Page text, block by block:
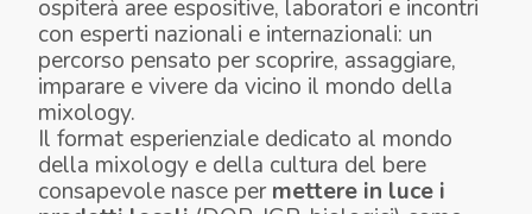
ospiterà aree espositive, laboratori e incontri
con esperti nazionali e internazionali: un
percorso pensato per scoprire, assaggiare,
imparare e vivere da vicino il mondo della
mixology.
Il format esperienziale dedicato al mondo
della mixology e della cultura del bere
consapevole nasce permettere in luce i